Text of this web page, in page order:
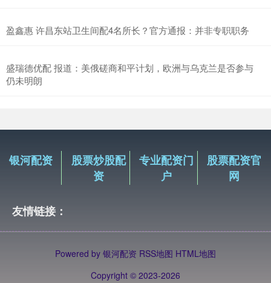
盈鑫惠 许昌东站卫生间配4名所长？官方通报：并非专职职务
盛瑞德优配 报道：美俄磋商和平计划，欧洲与乌克兰是否参与
仍未明朗
银河配资
股票炒股配
资
专业配资门
户
股票配资官
网
友情链接：
Powered by 银河配资 RSS地图 HTML地图
Copyright © 2023-2026